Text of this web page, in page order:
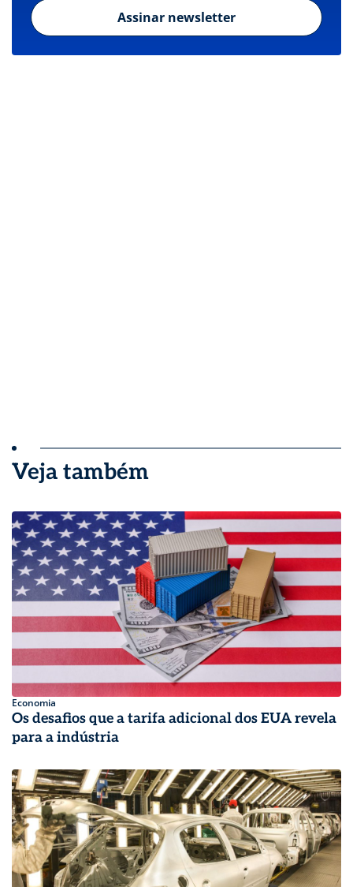
Assinar newsletter
Veja também
Economia
Os desafios que a tarifa adicional dos EUA revela
para a indústria